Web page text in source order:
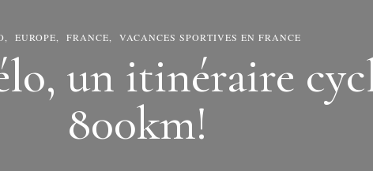
EUROPE FRANCE VACANCES SPORTIVES EN FRANCE
un itinéraire
800km!